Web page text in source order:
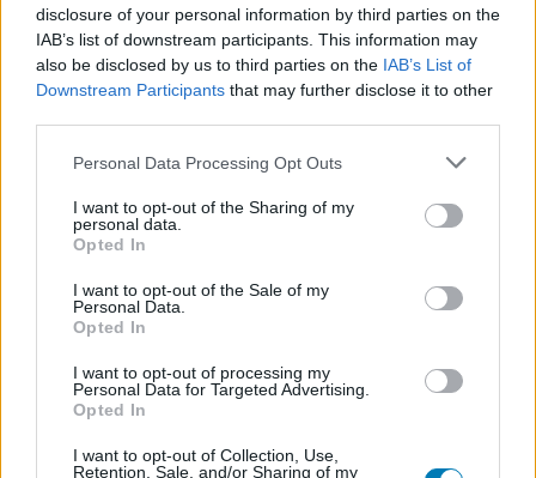
disclosure of your personal information by third parties on the
IAB’s list of downstream participants. This information may
also be disclosed by us to third parties on the IAB’s List of
Downstream Participants that may further disclose it to other
Please note that this website/app uses one or more Google
not limited to your visit or usage behaviour. You may click to
grant or deny consent to Google and its third-party tags to
use your data for below specified purposes in below Google
consent section.
Personal Data Processing Opt Outs
I want to opt-out of the Sharing of my
personal data.
Opted In
I want to opt-out of the Sale of my
Personal Data.
Opted In
I want to opt-out of processing my
Personal Data for Targeted Advertising.
Opted In
I want to opt-out of Collection, Use,
Retention, Sale, and/or Sharing of my
Star Citizen - erre számíthatunk
2017-ben
2017 január 7. 21:03
A Star Citizen készítői elmesélték, mi
videót is közzétettek, amit a legjobb rajongói
állításokból állítottak össze.
Unmute Loaded:
80.89%